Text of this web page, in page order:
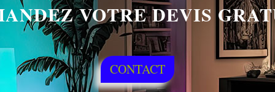
VOTRE DEVIS
CONTACT